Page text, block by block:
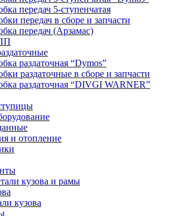
передач 5-ступенчатая
передач в сборе и запчасти
передач (Арзамас)
раздаточная “Dymos”
раздаточные в сборе и запчасти
раздаточная “DIVGI WARNER”
и отопление
кузова и рамы
кузова